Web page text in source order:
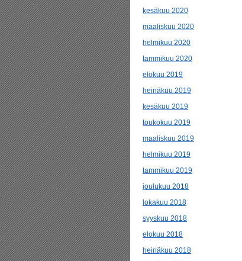
kesäkuu 2020
maaliskuu 2020
helmikuu 2020
tammikuu 2020
elokuu 2019
heinäkuu 2019
kesäkuu 2019
toukokuu 2019
maaliskuu 2019
helmikuu 2019
tammikuu 2019
joulukuu 2018
lokakuu 2018
syyskuu 2018
elokuu 2018
heinäkuu 2018